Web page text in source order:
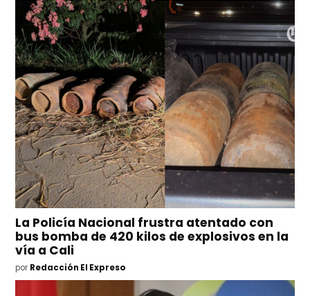
La Policía Nacional frustra atentado con
bus bomba de 420 kilos de explosivos en la
vía a Cali
por Redacción El Expreso